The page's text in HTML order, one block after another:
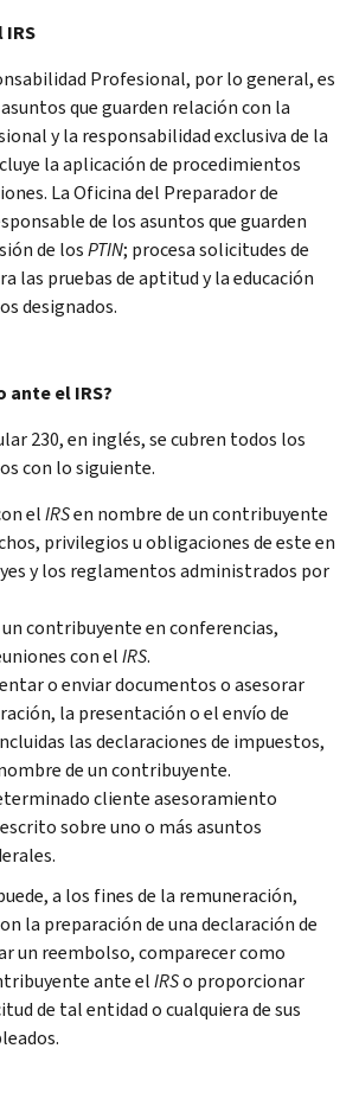
IRS
Profesional, por lo general, es
que guarden relación con la
y la responsabilidad exclusiva de la
la aplicación de procedimientos
La Oficina del Preparador de
de los asuntos que guarden
de losPTIN; procesa solicitudes de
las pruebas de aptitud y la educación
designados.
ante el IRS?
230, en inglés, se cubren todos los
con lo siguiente.
elIRSen nombre de un contribuyente
privilegios u obligaciones de este en
y los reglamentos administrados por
contribuyente en conferencias,
con elIRS.
o enviar documentos o asesorar
la presentación o el envío de
las declaraciones de impuestos,
de un contribuyente.
cliente asesoramiento
sobre uno o más asuntos
a los fines de la remuneración,
la preparación de una declaración de
un reembolso, comparecer como
ante elIRSo proporcionar
de tal entidad o cualquiera de sus